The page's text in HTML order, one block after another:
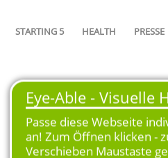
STARTING 5 HEALTH PRESSE
OFFIZIELLER SPIELBALL
SAISON 2024/25